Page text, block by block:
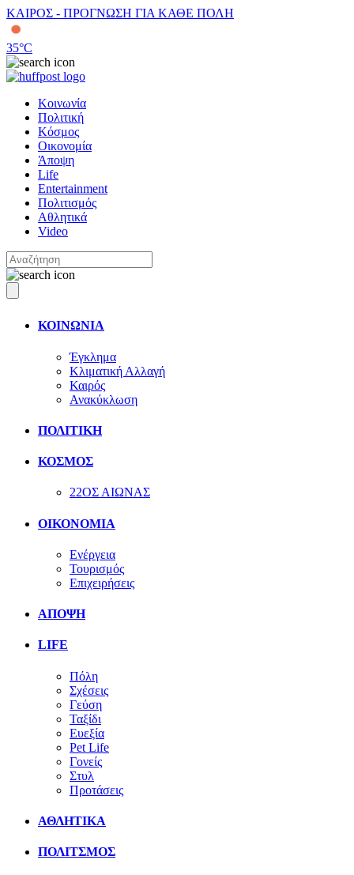
ΚΑΙΡΟΣ - ΠΡΟΓΝΩΣΗ ΓΙΑ ΚΑΘΕ ΠΟΛΗ
35°C
Κοινωνία
Πολιτική
Κόσμος
Οικονομία
Άποψη
Life
Entertainment
Πολιτισμός
Αθλητικά
Video
ΚΟΙΝΩΝΙΑ
Έγκλημα
Κλιματική Αλλαγή
Καιρός
Ανακύκλωση
ΠΟΛΙΤΙΚΗ
ΚΟΣΜΟΣ
22ΟΣ ΑΙΩΝΑΣ
ΟΙΚΟΝΟΜΙΑ
Ενέργεια
Τουρισμός
Επιχειρήσεις
ΑΠΟΨΗ
LIFE
Πόλη
Σχέσεις
Γεύση
Ταξίδι
Ευεξία
Pet Life
Γονείς
Στυλ
Προτάσεις
ΑΘΛΗΤΙΚΑ
ΠΟΛΙΤΣΜΟΣ